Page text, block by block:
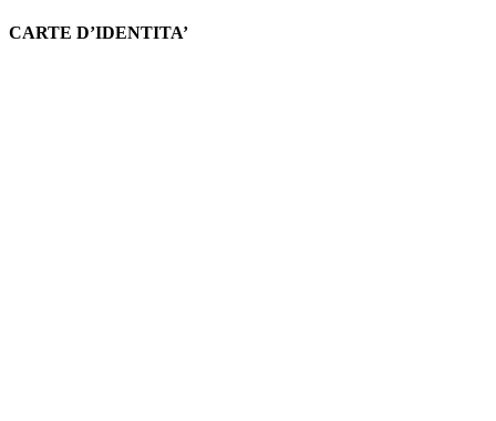
CARTE D’IDENTITA’